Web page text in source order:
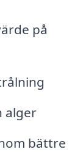
på
alger
bättre